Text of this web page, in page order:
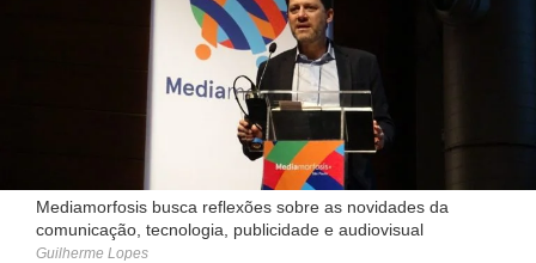
Mediamorfosis busca reflexões sobre as novidades da
comunicação, tecnologia, publicidade e audiovisual
Guilherme Lopes